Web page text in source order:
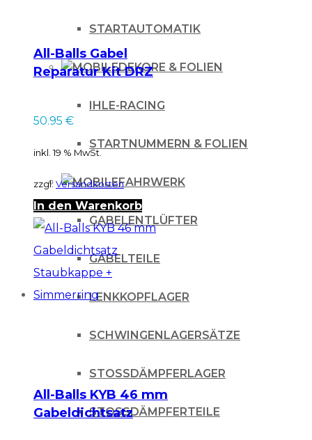
STARTAUTOMATIK
DEKORE & FOLIEN
IHLE-RACING
STARTNUMMERN & FOLIEN
FAHRWERK
GABELENTLÜFTER
GABELTEILE
LENKKOPFLAGER
SCHWINGENLAGERSÄTZE
STOSSDÄMPFERLAGER
STOSSDÄMPFERTEILE
All-Balls Gabel
Reparatur Kit DRZ
400S 07-08, KLX
400
50.95 €
inkl. 19 % MwSt.
zzgl.Versandkosten
In den Warenkorb
All-Balls KYB 46 mm
Gabeldichtsatz